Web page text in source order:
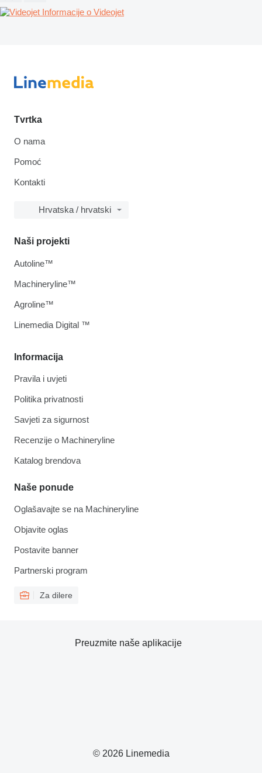
Informacije o Videojet
Tvrtka
O nama
Pomoć
Kontakti
Hrvatska / hrvatski
Informacija
Pravila i uvjeti
Politika privatnosti
Savjeti za sigurnost
Recenzije o Machineryline
Katalog brendova
Naše ponude
Oglašavajte se na Machineryline
Objavite oglas
Postavite banner
Partnerski program
Za dilere
Naši projekti
Autoline™
Machineryline™
Agroline™
Linemedia Digital ™
© 2026 Linemedia
Preuzmite naše aplikacije